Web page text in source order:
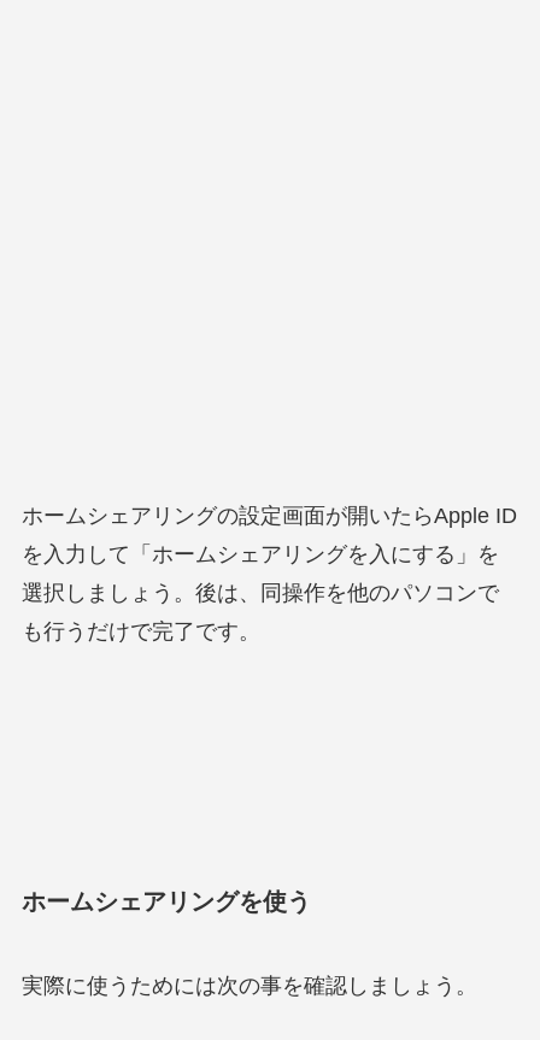
ホームシェアリングの設定画面が開いたらApple ID
を入力して「ホームシェアリングを入にする」を
選択しましょう。後は、同操作を他のパソコンで
も行うだけで完了です。
ホームシェアリングを使う
実際に使うためには次の事を確認しましょう。